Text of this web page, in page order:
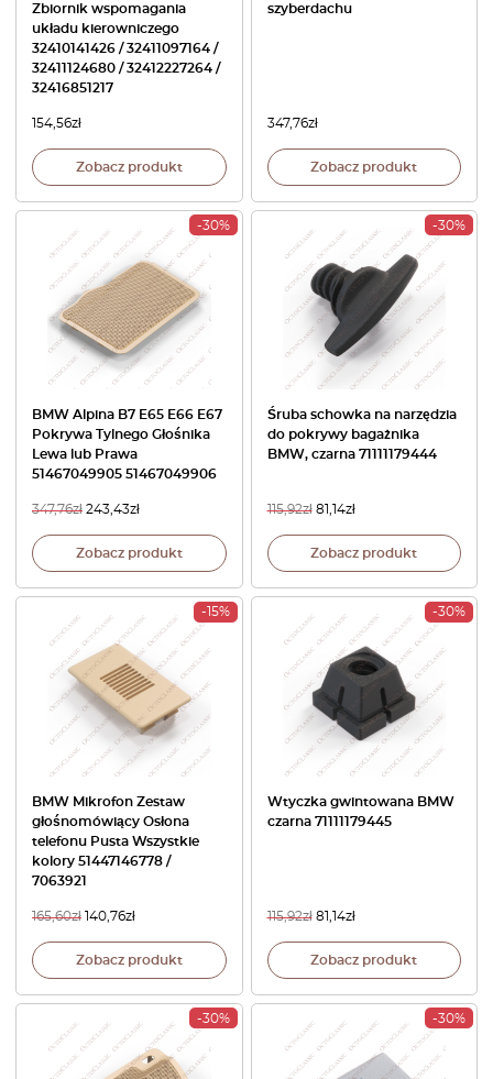
Zbiornik wspomagania
układu kierowniczego
32410141426 / 32411097164 /
32411124680 / 32412227264 /
32416851217
154,56zł
Zobacz produkt
szyberdachu
347,76zł
Zobacz produkt
-30%
BMW Alpina B7 E65 E66 E67
Pokrywa Tylnego Głośnika
Lewa lub Prawa
51467049905 51467049906
347,76zł 243,43zł
Zobacz produkt
-30%
Śruba schowka na narzędzia
do pokrywy bagażnika
BMW, czarna 71111179444
115,92zł 81,14zł
Zobacz produkt
-15%
BMW Mikrofon Zestaw
głośnomówiący Osłona
telefonu Pusta Wszystkie
kolory 51447146778 /
7063921
165,60zł 140,76zł
Zobacz produkt
-30%
Wtyczka gwintowana BMW
czarna 71111179445
115,92zł 81,14zł
Zobacz produkt
-30% -30%